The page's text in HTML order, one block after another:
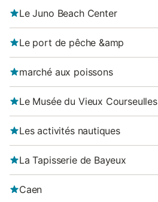
Le Juno Beach Center
Le port de pêche &amp
marché aux poissons
Le Musée du Vieux Courseulles
Les activités nautiques
La Tapisserie de Bayeux
Caen